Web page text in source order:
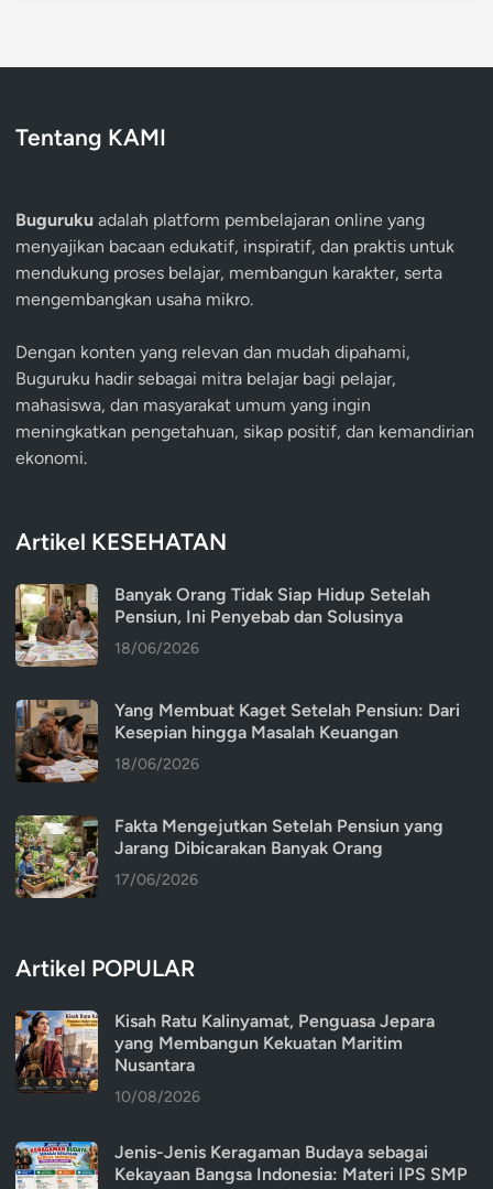
Tentang KAMI
Buguruku adalah platform pembelajaran online yang
menyajikan bacaan edukatif, inspiratif, dan praktis untuk
mendukung proses belajar, membangun karakter, serta
mengembangkan usaha mikro.
Dengan konten yang relevan dan mudah dipahami,
Buguruku hadir sebagai mitra belajar bagi pelajar,
mahasiswa, dan masyarakat umum yang ingin
meningkatkan pengetahuan, sikap positif, dan kemandirian
ekonomi.
Artikel KESEHATAN
Banyak Orang Tidak Siap Hidup Setelah
Pensiun, Ini Penyebab dan Solusinya
18/06/2026
Yang Membuat Kaget Setelah Pensiun: Dari
Kesepian hingga Masalah Keuangan
18/06/2026
Fakta Mengejutkan Setelah Pensiun yang
Jarang Dibicarakan Banyak Orang
17/06/2026
Artikel POPULAR
Kisah Ratu Kalinyamat, Penguasa Jepara
yang Membangun Kekuatan Maritim
Nusantara
10/08/2026
Jenis-Jenis Keragaman Budaya sebagai
Kekayaan Bangsa Indonesia: Materi IPS SMP